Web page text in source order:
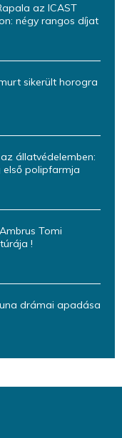
az ICAST
négy rangos díjat
sikerült horogra
állatvédelemben:
első polipfarmja
Tomi
!
drámai apadása